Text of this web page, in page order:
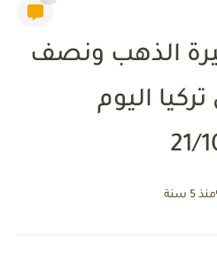
الذهب ونصف
اليوم
منذ 5 سنة